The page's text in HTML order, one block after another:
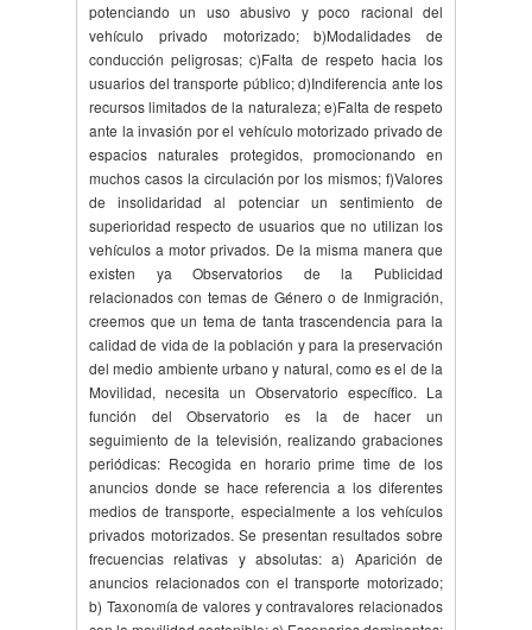
potenciando un uso abusivo y poco racional del
vehículo privado motorizado; b)Modalidades de
conducción peligrosas; c)Falta de respeto hacia los
usuarios del transporte público; d)Indiferencia ante los
recursos limitados de la naturaleza; e)Falta de respeto
ante la invasión por el vehículo motorizado privado de
espacios naturales protegidos, promocionando en
muchos casos la circulación por los mismos; f)Valores
de insolidaridad al potenciar un sentimiento de
superioridad respecto de usuarios que no utilizan los
vehículos a motor privados. De la misma manera que
existen ya Observatorios de la Publicidad
relacionados con temas de Género o de Inmigración,
creemos que un tema de tanta trascendencia para la
calidad de vida de la población y para la preservación
del medio ambiente urbano y natural, como es el de la
Movilidad, necesita un Observatorio específico. La
función del Observatorio es la de hacer un
seguimiento de la televisión, realizando grabaciones
periódicas: Recogida en horario prime time de los
anuncios donde se hace referencia a los diferentes
medios de transporte, especialmente a los vehículos
privados motorizados. Se presentan resultados sobre
frecuencias relativas y absolutas: a) Aparición de
anuncios relacionados con el transporte motorizado;
b) Taxonomía de valores y contravalores relacionados